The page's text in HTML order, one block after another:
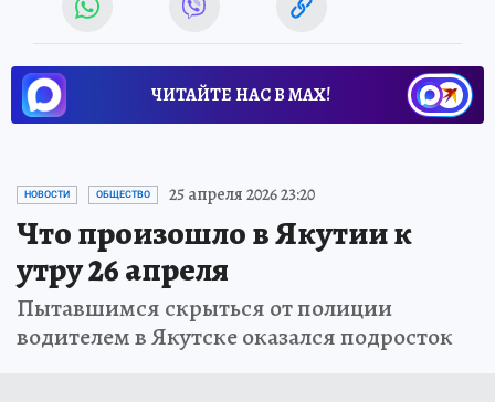
ЧИТАЙТЕ НАС В МАХ!
НОВОСТИ ОБЩЕСТВО 25 апреля 2026 23:20
Что произошло в Якутии к
утру 26 апреля
Пытавшимся скрыться от полиции
водителем в Якутске оказался подросток